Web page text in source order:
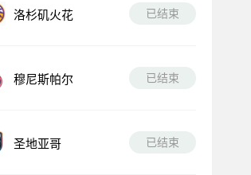
洛杉矶火花 已结束
穆尼斯帕尔 已结束
圣地亚哥 已结束